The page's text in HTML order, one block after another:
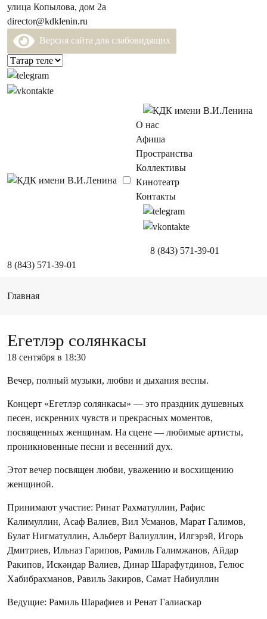
улица Копылова, дом 2а
director@kdklenin.ru
Версия сайта для слабовидящих
О нас
Афиша
Пространства
Коллективы
Кинотеатр
Контакты
8 (843) 571-39-01
8 (843) 571-39-01
Главная
Егетлэр солянкасы
18 сентября в 18:30
Вечер, полный музыки, любви и дыхания весны.
Концерт «Егетлэр солянкасы» — это праздник душевных
песен, искренних чувств и прекрасных моментов,
посвященных женщинам. На сцене — любимые артисты,
проникновенные песни и весенний дух.
Этот вечер посвящен любви, уважению и восхищению
женщиной.
Принимают участие: Ринат Рахматуллин, Рафис
Калимуллин, Асаф Валиев, Вил Усманов, Марат Галимов,
Булат Нигматуллин, Альберт Валиуллин, Илгэрэй, Игорь
Дмитриев, Ильназ Гарипов, Рамиль Галимжанов, Айдар
Ракипов, Искәндар Валиев, Динар Шарафутдинов, Гелюс
Хабибрахманов, Равиль Закиров, Самат Набиуллин
Ведущие: Рамиль Шарафиев и Ренат Галиаскар